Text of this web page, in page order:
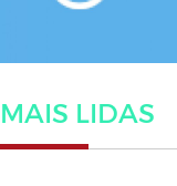
MAIS LIDAS